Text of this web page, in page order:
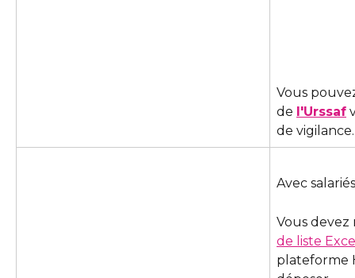
Vous
de l'Urssaf
de vigilance.
Avec
Vous
de liste
plateforme